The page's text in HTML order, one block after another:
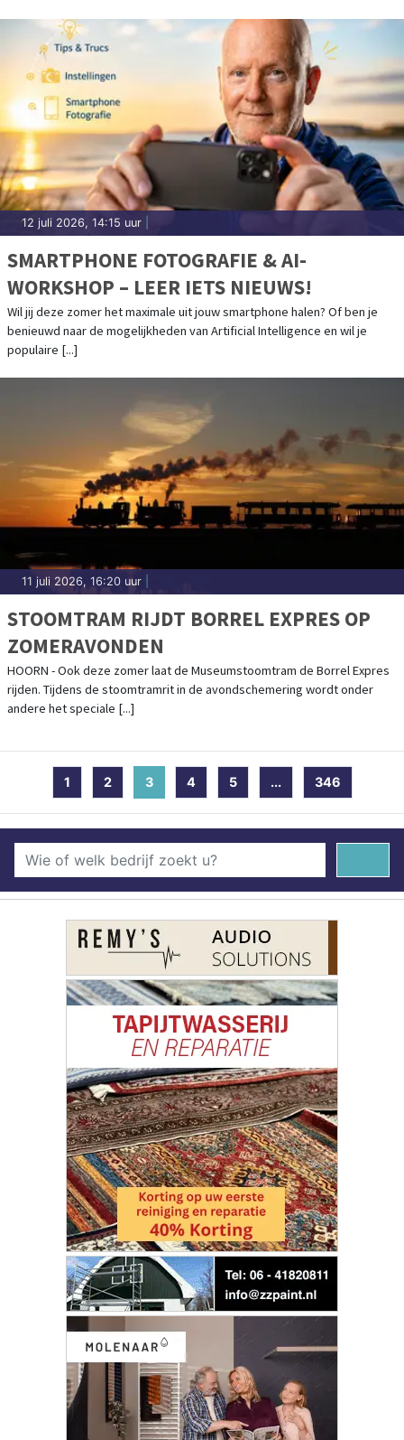
12 juli 2026, 14:15 uur
SMARTPHONE FOTOGRAFIE & AI-
WORKSHOP – LEER IETS NIEUWS!
Wil jij deze zomer het maximale uit jouw smartphone halen? Of ben je
benieuwd naar de mogelijkheden van Artificial Intelligence en wil je
populaire [...]
11 juli 2026, 16:20 uur
STOOMTRAM RIJDT BORREL EXPRES OP
ZOMERAVONDEN
HOORN - Ook deze zomer laat de Museumstoomtram de Borrel Expres
rijden. Tijdens de stoomtramrit in de avondschemering wordt onder
andere het speciale [...]
1 2 3(current)
4 5 ... 346